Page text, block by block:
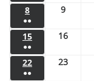
8
●●
9
15
●●
16
22
●●
23